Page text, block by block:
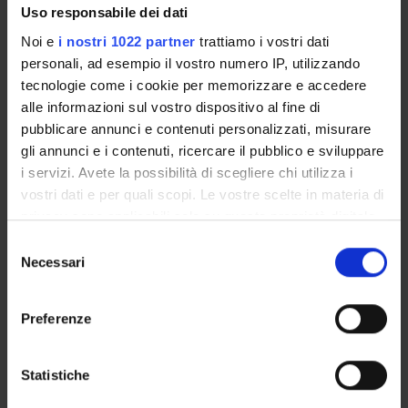
Uso responsabile dei dati
Noi e i nostri 1022 partner trattiamo i vostri dati
personali, ad esempio il vostro numero IP, utilizzando
tecnologie come i cookie per memorizzare e accedere
alle informazioni sul vostro dispositivo al fine di
pubblicare annunci e contenuti personalizzati, misurare
gli annunci e i contenuti, ricercare il pubblico e sviluppare
i servizi. Avete la possibilità di scegliere chi utilizza i
vostri dati e per quali scopi. Le vostre scelte in materia di
privacy sono applicabili solo su questa proprietà digitale
modificare o revocare il proprio consenso in qualsiasi
momento dalla Dichiarazione sui cookie o facendo clic
raccogliere informazioni sulla tua posizione
geografica, con un'approssimazione di qualche
delNecessari
Preferenze
Statistiche
Calendario esami
Bacheca avvisi
Proposte tesi e stage
Organi collegiali e di governo
Docenti
OFFERTA FORMATIVA
DOTTORATI, MASTER E FORMAZIONE SUPERIORE
Persone
Calendario